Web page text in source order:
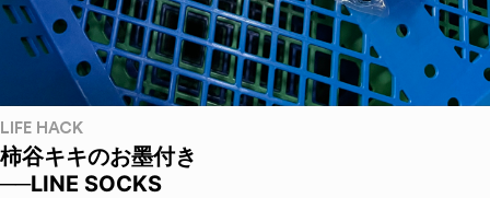
LIFE HACK
柿谷キキのお墨付き
──LINE SOCKS